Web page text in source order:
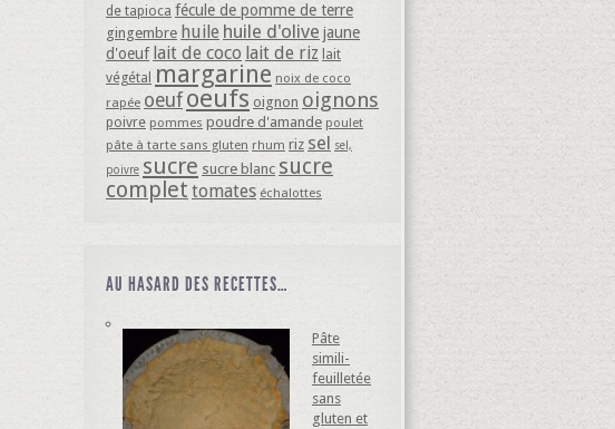
de tapioca fécule de pomme de terre
gingembre huile huile d'olive jaune
d'oeuf lait de coco lait de riz lait
végétal margarine noix de coco
rapée oeuf oeufs oignon oignons
poivre pommes poudre d'amande poulet
pâte à tarte sans gluten rhum riz sel sel,
poivre sucre sucre blanc sucre
complet tomates échalottes
AU HASARD DES RECETTES…
Pâte
simili-
feuilletée
sans
gluten et